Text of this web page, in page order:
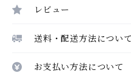
レビュー
送料・配送方法について
お支払い方法について